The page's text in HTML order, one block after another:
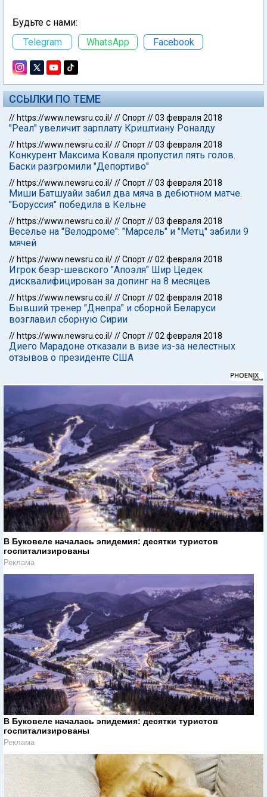
Будьте с нами:
Telegram
WhatsApp Facebook
ССЫЛКИ ПО ТЕМЕ
// https://www.newsru.co.il///Спорт//03 февраля 2018
"Реал" увеличит зарплату Криштиану Роналду
// https://www.newsru.co.il///Спорт//03 февраля 2018
Конкурент Максима Коваля пропустил пять голов.
Баски разгромили "Депортиво"
// https://www.newsru.co.il///Спорт//03 февраля 2018
Миши Батшуайи забил два мяча в дебютном матче.
"Боруссия" победила в Кельне
// https://www.newsru.co.il///Спорт//03 февраля 2018
Веселье на "Велодроме": "Марсель" и "Метц" забили 9
мячей
// https://www.newsru.co.il///Спорт//02 февраля 2018
Игрок беэр-шевского "Апоэля" Шир Цедек
дисквалифицирован за допинг на 8 месяцев
// https://www.newsru.co.il///Спорт//02 февраля 2018
Бывший тренер "Днепра" и сборной Беларуси
возглавил сборную Сирии
// https://www.newsru.co.il///Спорт//02 февраля 2018
Диего Марадоне отказали в визе из-за нелестных
отзывов о президенте США
В Буковеле началась эпидемия: десятки туристов
госпитализированы
Реклама
В Буковеле началась эпидемия: десятки туристов
госпитализированы
Реклама